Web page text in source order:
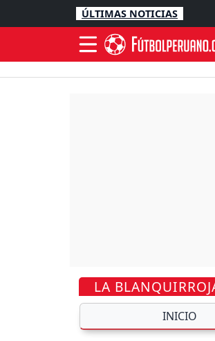
ÚLTIMAS NOTICIAS
LA
INICIO